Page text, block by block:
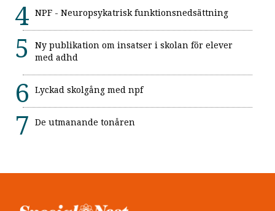
NPF - Neuropsykatrisk funktionsnedsättning
Ny publikation om insatser i skolan för elever
med adhd
Lyckad skolgång med npf
De utmanande tonåren